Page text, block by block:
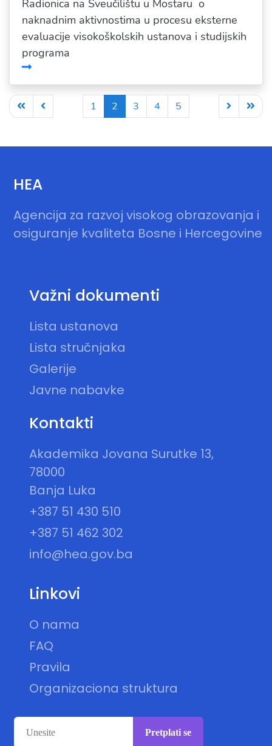
Radionica na Sveučilištu u Mostaru o
naknadnim aktivnostima u procesu eksterne
evaluacije visokoškolskih ustanova i studijskih
programa
1 2 3 4 5
HEA
Agencija za razvoj visokog obrazovanja i
osiguranje kvaliteta Bosne i Hercegovine
Važni dokumenti
Lista ustanova
Lista stručnjaka
Galerije
Javne nabavke
Kontakti
Akademika Jovana Surutke 13,
78000
Banja Luka
+387 51 430 510
+387 51 462 302
info@hea.gov.ba
Linkovi
O nama
FAQ
Pravila
Organizaciona struktura
Pretplati se